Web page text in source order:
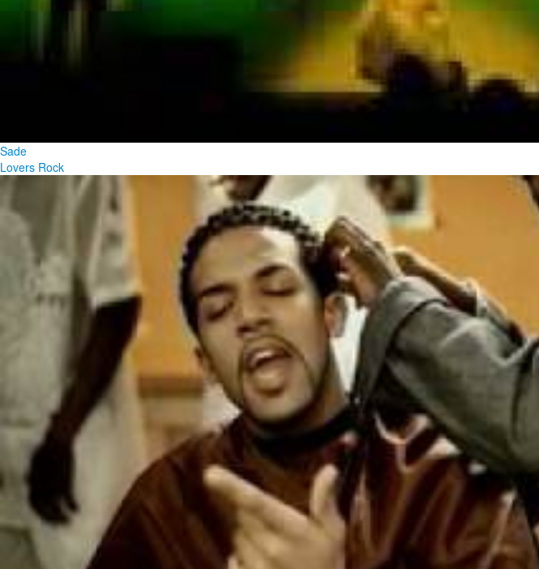
Sade
Lovers Rock